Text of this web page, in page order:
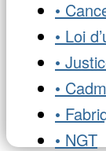
•
• Loi
•
•
•
• NGT